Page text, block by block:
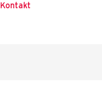
Kon­takt